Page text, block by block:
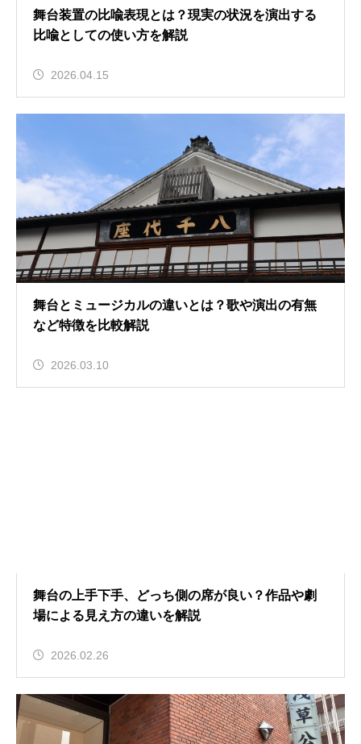
舞台装置の比喩表現とは？現実の状況を演出する
比喩としての使い方を解説
2026.04.15
舞台とミュージカルの違いとは？歌や演出の有無
など特徴を比較解説
2026.03.10
舞台の上手下手、どっち側の席が良い？作品や劇
場による見え方の違いを解説
2026.02.26